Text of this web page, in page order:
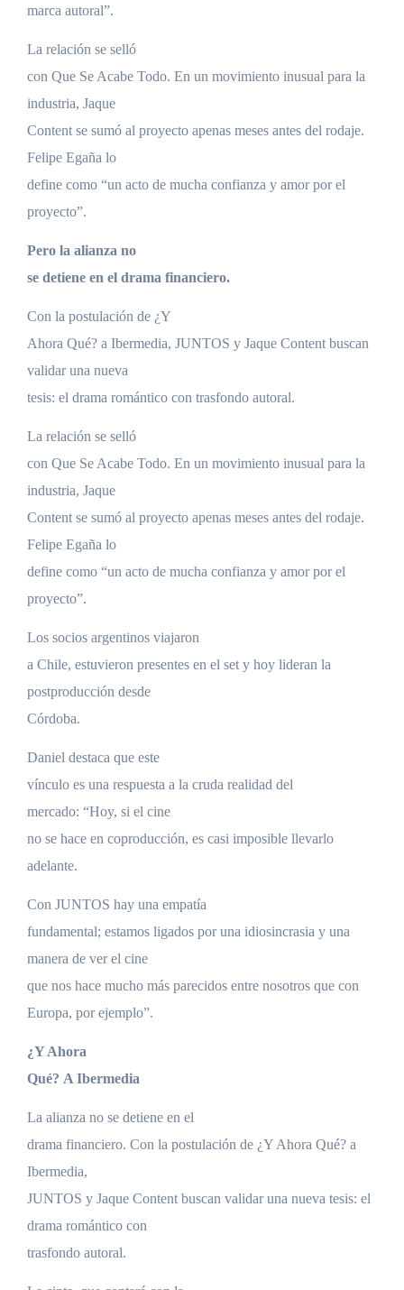
marca autoral”.
La relación se selló
con Que Se Acabe Todo. En un movimiento inusual para la
industria, Jaque
Content se sumó al proyecto apenas meses antes del rodaje.
Felipe Egaña lo
define como “un acto de mucha confianza y amor por el
proyecto”.
Pero la alianza no
se detiene en el drama financiero.
Con la postulación de ¿Y
Ahora Qué? a Ibermedia, JUNTOS y Jaque Content buscan
validar una nueva
tesis: el drama romántico con trasfondo autoral.
La relación se selló
con Que Se Acabe Todo. En un movimiento inusual para la
industria, Jaque
Content se sumó al proyecto apenas meses antes del rodaje.
Felipe Egaña lo
define como “un acto de mucha confianza y amor por el
proyecto”.
Los socios argentinos viajaron
a Chile, estuvieron presentes en el set y hoy lideran la
postproducción desde
Córdoba.
Daniel destaca que este
vínculo es una respuesta a la cruda realidad del
mercado: “Hoy, si el cine
no se hace en coproducción, es casi imposible llevarlo
adelante.
Con JUNTOS hay una empatía
fundamental; estamos ligados por una idiosincrasia y una
manera de ver el cine
que nos hace mucho más parecidos entre nosotros que con
Europa, por ejemplo”.
¿Y Ahora
Qué? A Ibermedia
La alianza no se detiene en el
drama financiero. Con la postulación de ¿Y Ahora Qué? a
Ibermedia,
JUNTOS y Jaque Content buscan validar una nueva tesis: el
drama romántico con
trasfondo autoral.